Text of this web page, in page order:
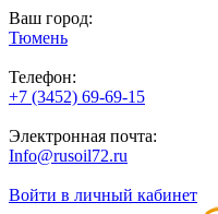
Ваш город:
Тюмень
Телефон:
+7 (3452) 69-69-15
Электронная почта:
Info@rusoil72.ru
Войти в личный кабинет